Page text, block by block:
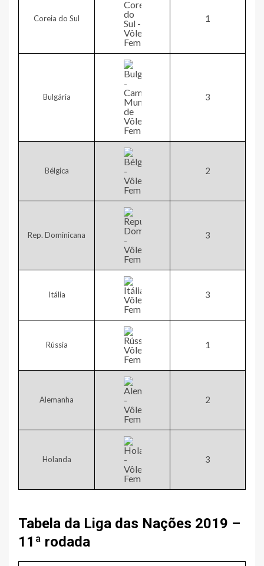
Coreia do Sul 1​
Bulgária 3​
Bélgica ​2
Rep. Dominicana ​​3
Itália ​​3
Rússia ​1
Alemanha ​2
Holanda ​3
Tabela da Liga das Nações 2019 –
11ª rodada